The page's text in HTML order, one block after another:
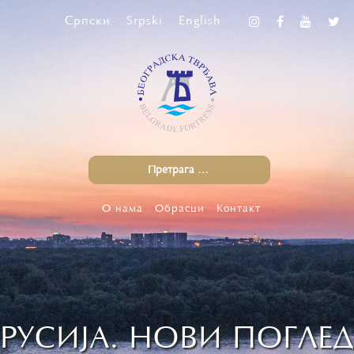
Српски Srpski English
О нама Обрасци Контакт
РУСИЈА. НОВИ ПОГЛЕД